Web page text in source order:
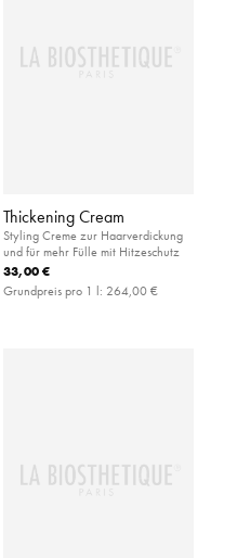
Thickening Cream
Styling Creme zur Haarverdickung
und für mehr Fülle mit Hitzeschutz
33,00 €
Grundpreis pro 1 l: 264,00 €